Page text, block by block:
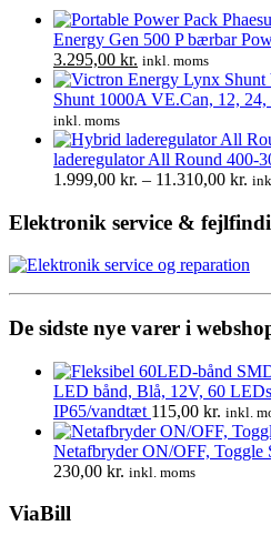
Energy Gen 500 P bærbar
Den
oprindelige
pris
var:
4.220,00 kr..
3.295,00 kr. Den
aktuelle
pris
3.295,00 kr..
inkl. moms
Shunt 1000A VE.Can, 12,
inkl. moms
laderegulator All Round 400-
1.999,00 kr. – 11.310,00 kr.
til
Elektronik service &
De sidste nye varer i
LED bånd, Blå, 12V, 60
IP65/vandtæt 115,00 kr. inkl.
Netafbryder ON/OFF,
230,00 kr. inkl. moms
ViaBill